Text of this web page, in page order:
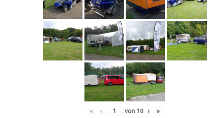
« ‹ von 10 › »